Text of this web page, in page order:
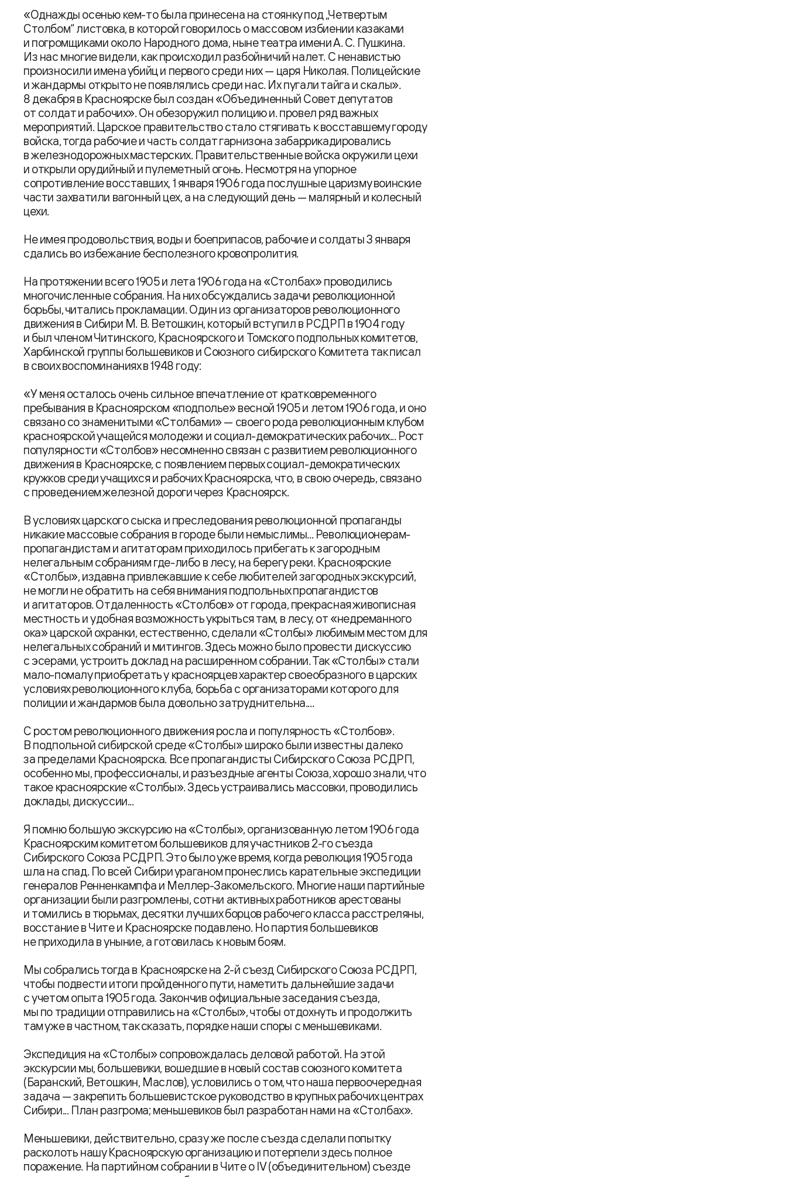
«Однажды осенью кем-то была принесена на стоянку под „Четвертым
Столбом“ листовка, в которой говорилось о массовом избиении казаками
и погромщиками около Народного дома, ныне театра имени А. С. Пушкина.
Из нас многие видели, как происходил разбойничий налет. С ненавистью
произносили имена убийц и первого среди них — царя Николая. Полицейские
и жандармы открыто не появлялись среди нас. Их пугали тайга и скалы».
8 декабря в Красноярске был создан «Объединенный Совет депутатов
от солдат и рабочих». Он обезоружил полицию и. провел ряд важных
мероприятий. Царское правительство стало стягивать к восставшему городу
войска, тогда рабочие и часть солдат гарнизона забаррикадировались
в железнодорожных мастерских. Правительственные войска окружили цехи
и открыли орудийный и пулеметный огонь. Несмотря на упорное
сопротивление восставших, 1 января 1906 года послушные царизму воинские
части захватили вагонный цех, а на следующий день — малярный и колесный
цехи.
Не имея продовольствия, воды и боеприпасов, рабочие и солдаты 3 января
сдались во избежание бесполезного кровопролития.
На протяжении всего 1905 и лета 1906 года на «Столбах» проводились
многочисленные собрания. На них обсуждались задачи революционной
борьбы, читались прокламации. Один из организаторов революционного
движения в Сибири М. В. Ветошкин, который вступил в РСДРП в 1904 году
и был членом Читинского, Красноярского и Томского подпольных комитетов,
Харбинской группы большевиков и Союзного сибирского Комитета так писал
в своих воспоминаниях в 1948 году:
«У меня осталось очень сильное впечатление от кратковременного
пребывания в Красноярском «подполье» весной 1905 и летом 1906 года, и оно
связано со знаменитыми «Столбами» — своего рода революционным клубом
красноярской учащейся молодежи и социал-демократических рабочих... Рост
популярности «Столбов» несомненно связан с развитием революционного
движения в Красноярске, с появлением первых социал-демократических
кружков среди учащихся и рабочих Красноярска, что, в свою очередь, связано
с проведением железной дороги через Красноярск.
В условиях царского сыска и преследования революционной пропаганды
никакие массовые собрания в городе были немыслимы... Революционерам-
пропагандистам и агитаторам приходилось прибегать к загородным
нелегальным собраниям где-либо в лесу, на берегу реки. Красноярские
«Столбы», издавна привлекавшие к себе любителей загородных экскурсий,
не могли не обратить на себя внимания подпольных пропагандистов
и агитаторов. Отдаленность «Столбов» от города, прекрасная живописная
местность и удобная возможность укрыться там, в лесу, от «недреманного
ока» царской охранки, естественно, сделали «Столбы» любимым местом для
нелегальных собраний и митингов. Здесь можно было провести дискуссию
с эсерами, устроить доклад на расширенном собрании. Так «Столбы» стали
мало-помалу приобретать у красноярцев характер своеобразного в царских
условиях революционного клуба, борьба с организаторами которого для
полиции и жандармов была довольно затруднительна....
С ростом революционного движения росла и популярность «Столбов».
В подпольной сибирской среде «Столбы» широко были известны далеко
за пределами Красноярска. Все пропагандисты Сибирского Союза РСДРП,
особенно мы, профессионалы, и разъездные агенты Союза, хорошо знали, что
такое красноярские «Столбы». Здесь устраивались массовки, проводились
доклады, дискуссии...
Я помню большую экскурсию на «Столбы», организованную летом 1906 года
Красноярским комитетом большевиков для участников 2-го съезда
Сибирского Союза РСДРП. Это было уже время, когда революция 1905 года
шла на спад. По всей Сибири ураганом пронеслись карательные экспедиции
генералов Ренненкампфа и Меллер-Закомельского. Многие наши партийные
организации были разгромлены, сотни активных работников арестованы
и томились в тюрьмах, десятки лучших борцов рабочего класса расстреляны,
восстание в Чите и Красноярске подавлено. Но партия большевиков
не приходила в уныние, а готовилась к новым боям.
Мы собрались тогда в Красноярске на 2-й съезд Сибирского Союза РСДРП,
чтобы подвести итоги пройденного пути, наметить дальнейшие задачи
с учетом опыта 1905 года. Закончив официальные заседания съезда,
мы по традиции отправились на «Столбы», чтобы отдохнуть и продолжить
там уже в частном, так сказать, порядке наши споры с меньшевиками.
Экспедиция на «Столбы» сопровождалась деловой работой. На этой
экскурсии мы, большевики, вошедшие в новый состав союзного комитета
(Баранский, Ветошкин, Маслов), условились о том, что наша первоочередная
задача — закрепить большевистское руководство в крупных рабочих центрах
Сибири... План разгрома; меньшевиков был разработан нами на «Столбах».
Меньшевики, действительно, сразу же после съезда сделали попытку
расколоть нашу Красноярскую организацию и потерпели здесь полное
поражение. На партийном собрании в Чите о IV (объединительном) съезде